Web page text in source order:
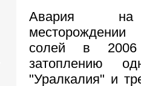
Авария на
месторождении
солей в
затоплению
"Уралкалия" и